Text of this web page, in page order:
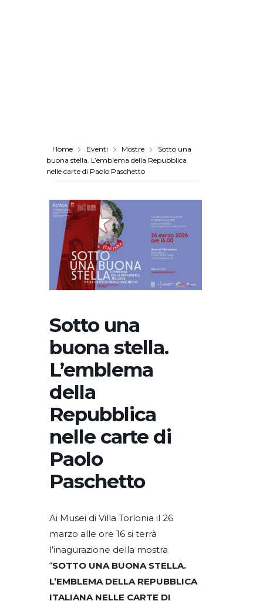
Home Eventi Mostre
Sotto una
buona stella. L’emblema della Repubblica
nelle carte di Paolo Paschetto
Sotto una
buona stella.
L’emblema
della
Repubblica
nelle carte di
Paolo
Paschetto
Ai Musei di Villa Torlonia il 26
marzo alle ore 16 si terrà
l’inagurazione della mostra
“SOTTO UNA BUONA STELLA.
L’EMBLEMA DELLA REPUBBLICA
ITALIANA NELLE CARTE DI